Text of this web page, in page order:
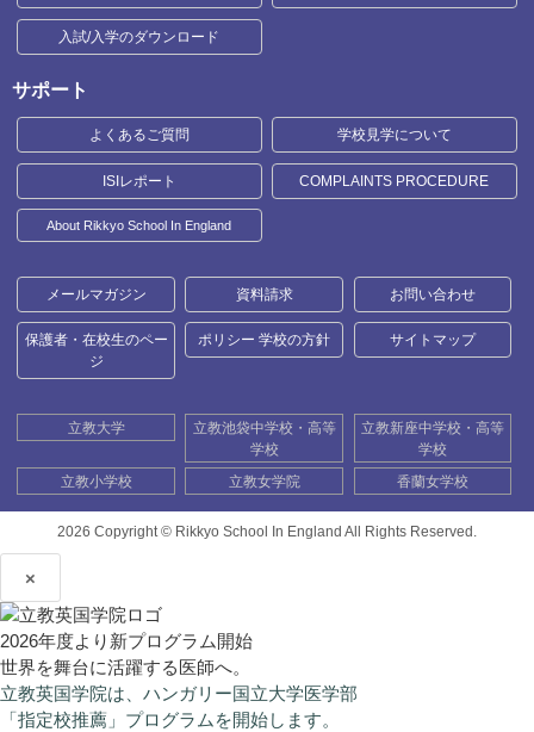
入試/入学のダウンロード
サポート
よくあるご質問 学校見学について
ISIレポート COMPLAINTS PROCEDURE
About Rikkyo School In England
メールマガジン 資料請求 お問い合わせ
保護者・在校生のペー
ジ
ポリシー 学校の方針 サイトマップ
立教大学
立教池袋中学校・高等
学校
立教新座中学校・高等
学校
立教小学校
立教女学院 香蘭女学校
2026 Copyright © Rikkyo School In England All Rights Reserved.
×
2026年度より新プログラム開始
世界を舞台に活躍する医師へ。
立教英国学院は、ハンガリー国立大学医学部
「指定校推薦」プログラムを開始します。